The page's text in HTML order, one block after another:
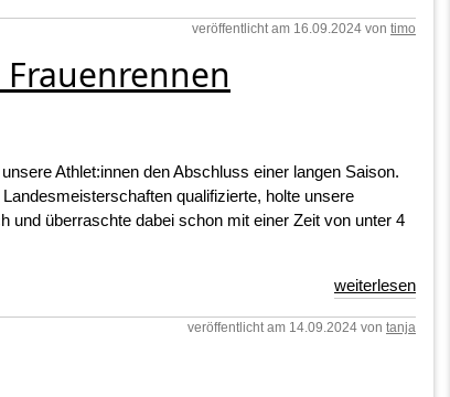
veröffentlicht am 16.09.2024 von timo
Athlet:innen den Abschluss einer langen Saison.
qualifizierte, holte unsere
und überraschte dabei schon mit einer Zeit von unter 4
weiterlesen
veröffentlicht am 14.09.2024 von tanja